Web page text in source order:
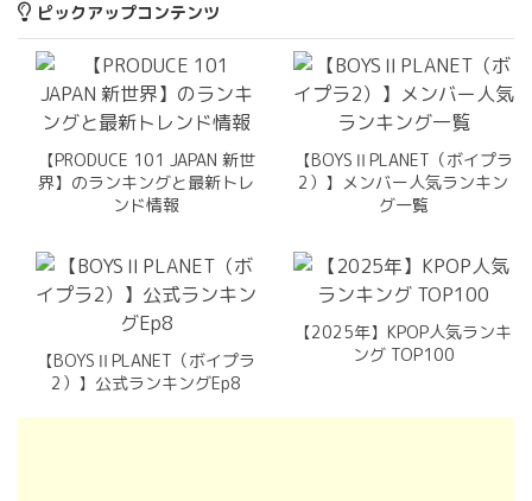
ピックアップコンテンツ
【PRODUCE 101 JAPAN 新世
界】のランキングと最新トレ
ンド情報
【BOYSⅡPLANET（ボイプラ
2）】メンバー人気ランキン
グ一覧
【BOYSⅡPLANET（ボイプラ
2）】公式ランキングEp8
【2025年】KPOP人気ランキ
ング TOP100